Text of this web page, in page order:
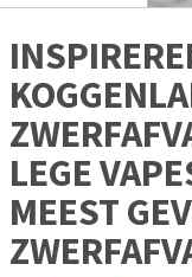
LEGE
MEEST